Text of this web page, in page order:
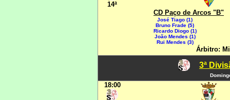
14ª
CD Paço de Arcos "B"
José Tiago (1)
Bruno Frade (5)
Ricardo Diogo (1)
João Mendes (1)
Rui Mendes (3)
Árbitro:
3ª
18:00